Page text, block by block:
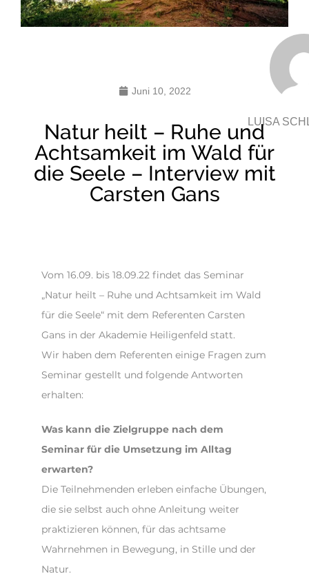
LUISA
Juni 10, 2022
Natur heilt – Ruhe und
Achtsamkeit im Wald für
die Seele – Interview mit
Carsten Gans
Vom 16.09. bis 18.09.22 findet das Seminar
„Natur heilt – Ruhe und Achtsamkeit im Wald
für die Seele“ mit dem Referenten Carsten
Gans in der Akademie Heiligenfeld statt.
Wir haben dem Referenten einige Fragen zum
Seminar gestellt und folgende Antworten
erhalten:
Was kann die Zielgruppe nach dem
Seminar für die Umsetzung im Alltag
erwarten?
Die Teilnehmenden erleben einfache Übungen,
die sie selbst auch ohne Anleitung weiter
praktizieren können, für das achtsame
Wahrnehmen in Bewegung, in Stille und der
Natur.